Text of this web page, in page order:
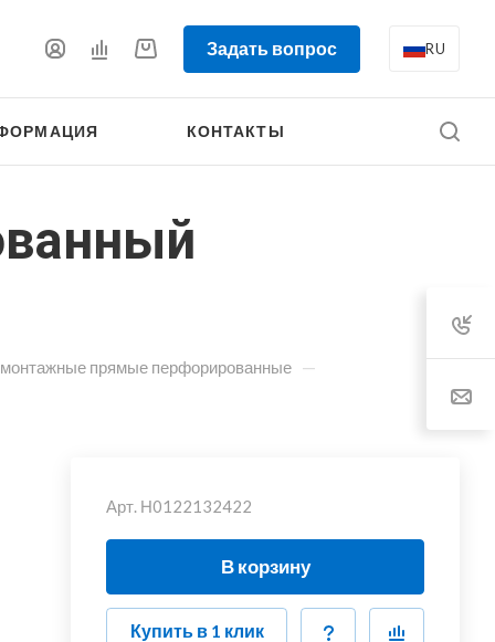
Задать вопрос RU
КОНТАКТЫ
прямые перфорированные —
Арт. Н0122132422
В корзину
Купить в 1 клик